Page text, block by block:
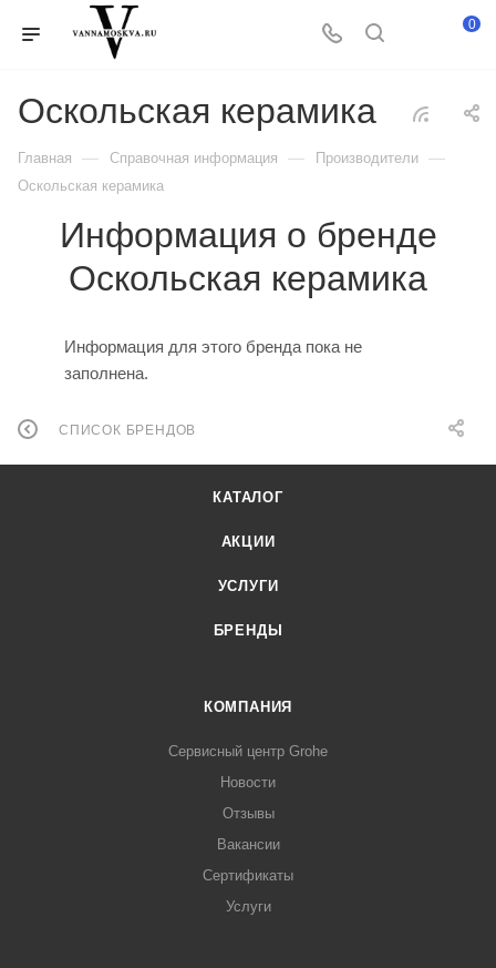
0
Оскольская керамика
Главная — Справочная информация — Производители —
Оскольская керамика
Информация о бренде
Оскольская керамика
Информация для этого бренда пока не
заполнена.
СПИСОК БРЕНДОВ
КАТАЛОГ
АКЦИИ
УСЛУГИ
БРЕНДЫ
КОМПАНИЯ
Сервисный центр Grohe
Новости
Отзывы
Вакансии
Сертификаты
Услуги